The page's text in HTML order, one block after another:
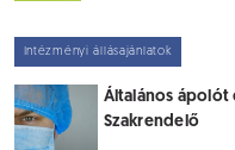
Intézményi állásajánlatok
Általános ápolót
Szakrendelő